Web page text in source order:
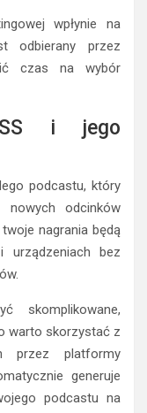
wpłynie na
odbierany przez
czas na wybór
i jego
podcastu, który
nowych odcinków
twoje nagrania będą
urządzeniach bez
skomplikowane,
warto skorzystać z
przez platformy
generuje
podcastu na